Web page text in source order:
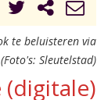
te beluisteren via
Sleutelstad)